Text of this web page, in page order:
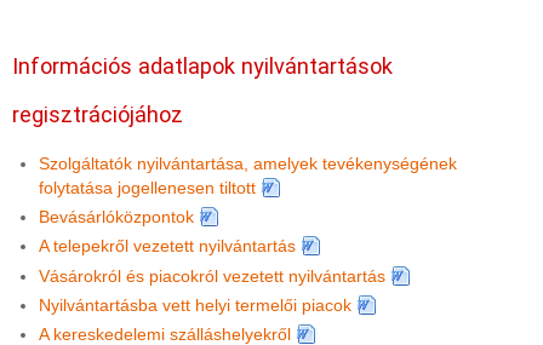
Információs adatlapok nyilvántartások
regisztrációjához
Szolgáltatók nyilvántartása, amelyek tevékenységének
folytatása jogellenesen tiltott
Bevásárlóközpontok
A telepekről vezetett nyilvántartás
Vásárokról és piacokról vezetett nyilvántartás
Nyilvántartásba vett helyi termelői piacok
A kereskedelemi szálláshelyekről